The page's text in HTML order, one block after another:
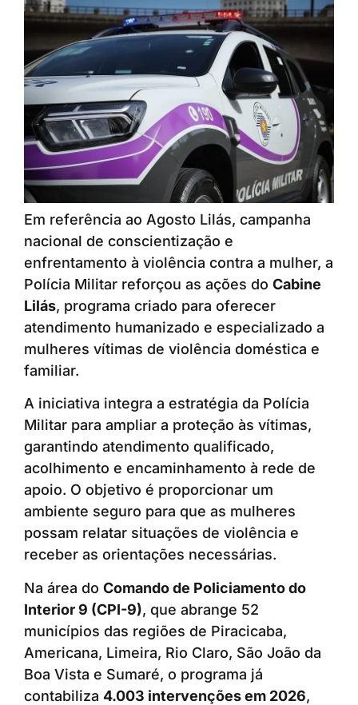
Em referência ao Agosto Lilás, campanha
nacional de conscientização e
enfrentamento à violência contra a mulher, a
Polícia Militar reforçou as ações do Cabine
Lilás, programa criado para oferecer
atendimento humanizado e especializado a
mulheres vítimas de violência doméstica e
familiar.
A iniciativa integra a estratégia da Polícia
Militar para ampliar a proteção às vítimas,
garantindo atendimento qualificado,
acolhimento e encaminhamento à rede de
apoio. O objetivo é proporcionar um
ambiente seguro para que as mulheres
possam relatar situações de violência e
receber as orientações necessárias.
Na área do Comando de Policiamento do
Interior 9 (CPI-9), que abrange 52
municípios das regiões de Piracicaba,
Americana, Limeira, Rio Claro, São João da
Boa Vista e Sumaré, o programa já
contabiliza 4.003 intervenções em 2026,